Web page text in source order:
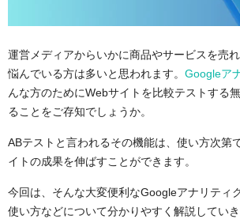
運営メディアからいかに商品やサービスを売
悩んでいる方は多いと思われます。 Googleア
んな方のためにWebサイトを比較テストする
ることをご存知でしょうか。
ABテストと言われるその機能は、使い方次第
イトの成果を伸ばすことができます。
今回は、そんな大変便利なGoogleアナリティ
使い方などについて分かりやすく解説していき